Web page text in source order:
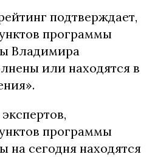
подтверждает,
программы
Владимира
или находятся в
программы
на сегодня находятся